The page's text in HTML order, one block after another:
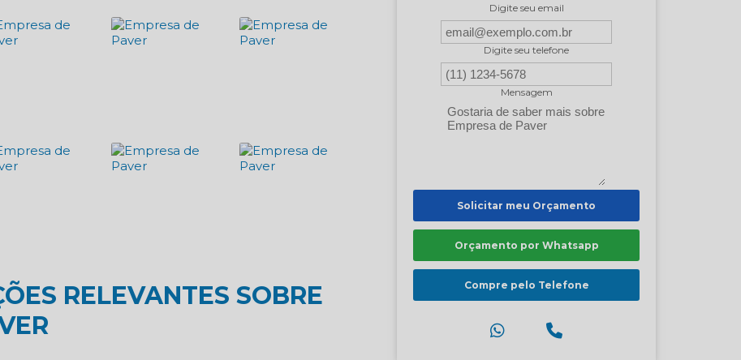
RELEVANTES SOBRE
Digite seu email
Digite seu telefone
Mensagem
Solicitar meu Orçamento
Orçamento por Whatsapp
Compre pelo Telefone